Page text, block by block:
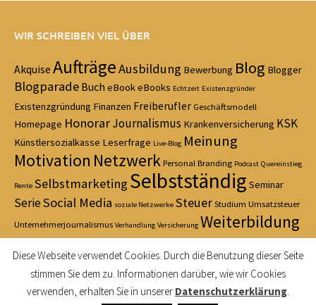
WIR SCHREIBEN VIEL ÜBER
Akquise AufträgeAusbildung Bewerbung Blog Blogger
Blogparade Buch eBookeBooks Echtzeit Existenzgründer
Existenzgründung Finanzen Freiberufler Geschäftsmodell
Homepage HonorarJournalismus Krankenversicherung KSK
Künstlersozialkasse Leserfrage Live-Blog Meinung
Motivation NetzwerkPersonal Branding Podcast Quereinstieg
Rente Selbstmarketing Selbstständig Seminar
SerieSocial Media soziale Netzwerke SteuerStudium Umsatzsteuer
Unternehmerjournalismus Verhandlung Versicherung Weiterbildung
© 2021 Fit für Journalismus — Made with love in Cologne — Das
Diese Webseite verwendet Cookies. Durch die Benutzung dieser Seite
stimmen Sie dem zu. Informationen darüber, wie wir Cookies
verwenden, erhalten Sie in unserer Datenschutzerklärung.